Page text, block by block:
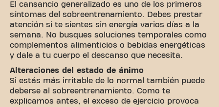
El cansancio generalizado es uno de los primeros
síntomas del sobreentrenamiento. Debes prestar
atención si te sientes sin energía varios días a la
semana. No busques soluciones temporales como
complementos alimenticios o bebidas energéticas
y dale a tu cuerpo el descanso que necesita.
Alteraciones del estado de ánimo
Si estás más irritable de lo normal también puede
deberse al sobreentrenamiento. Como te
explicamos antes, el exceso de ejercicio provoca